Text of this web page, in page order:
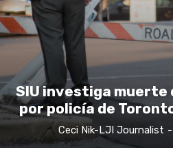
SIU investiga muerte
por policía de
Ceci Nik-LJI Journalist -